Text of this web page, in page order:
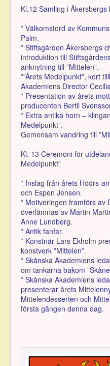
Kl.12 Samling i Åkersbergs
* Välkomstord av
Palm.
* Stiftsgården Åkersbergs
introduktion till
anknytning till ”Mittelen”.
*”Årets Medelpunkt”, kort
Akademiens Director
* Presentation av årets
producenten Bertil
* Extra antika horn –
Medelpunkt”.
Gemensam vandring till
Kl. 13 Ceremoni för
Medelpunkt”
* Inslag från årets Höörs-
och Espen Jensen.
* Motiveringen framförs av
överlämnas av Martin
Anne Lundberg.
* Antik fanfar.
* Konstnär Lars Ekholm
konstverk ”Mittelen”.
* Skånska Akademiens
om tankarna bakom
* Skånska Akademiens
presenterar årets
Mittelendesserten och
första gången denna dag.